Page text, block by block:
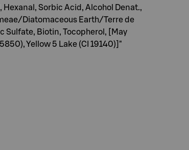
Sorbic Acid, Alcohol Denat.,
Diatomaceous Earth/Terre de
Sulfate, Biotin, Tocopherol, [May
Yellow 5 Lake (CI 19140)]"